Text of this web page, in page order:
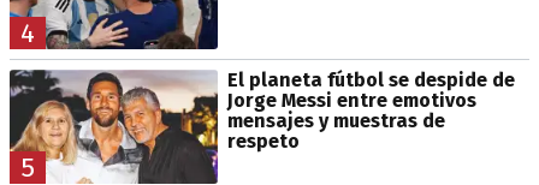
4
5
El planeta fútbol se despide de
Jorge Messi entre emotivos
mensajes y muestras de
respeto